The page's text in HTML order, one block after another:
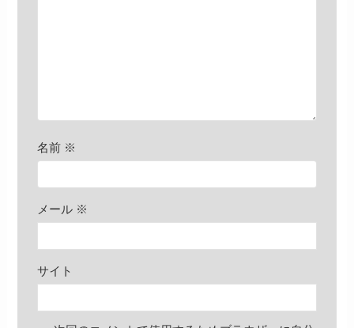
名前 ※
メール ※
サイト